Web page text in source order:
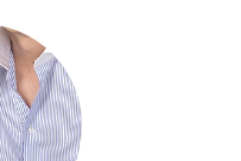
e
o
n
L
i
R
e